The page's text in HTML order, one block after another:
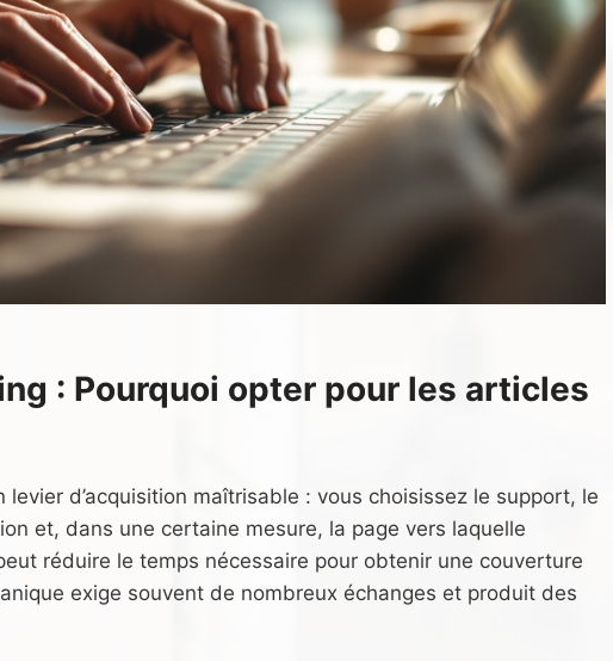
: Pourquoi opter pour les articles
d’acquisition maîtrisable : vous choisissez le support, le
et, dans une certaine mesure, la page vers laquelle
réduire le temps nécessaire pour obtenir une couverture
exige souvent de nombreux échanges et produit des